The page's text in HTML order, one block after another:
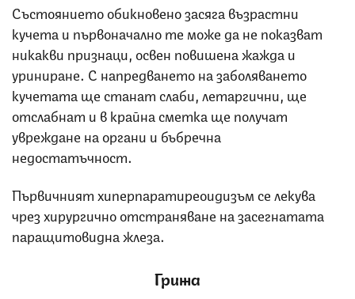
Състоянието обикновено засяга възрастни
кучета и първоначално те може да не показват
никакви признаци, освен повишена жажда и
уриниране. С напредването на заболяването
кучетата ще станат слаби, летаргични, ще
отслабнат и в крайна сметка ще получат
увреждане на органи и бъбречна
недостатъчност.
Първичният хиперпаратиреоидизъм се лекува
чрез хирургично отстраняване на засегнатата
паращитовидна жлеза.
Грижа